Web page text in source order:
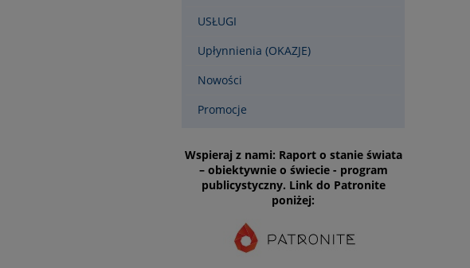
USŁUGI
Upłynnienia (OKAZJE)
Nowości
Promocje
Wspieraj z nami: Raport o stanie świata
– obiektywnie o świecie - program
publicystyczny. Link do Patronite
poniżej: